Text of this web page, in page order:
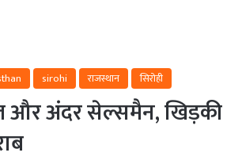
sirohi राजस्थान सिरोही
और अंदर सेल्समैन, खिड़की